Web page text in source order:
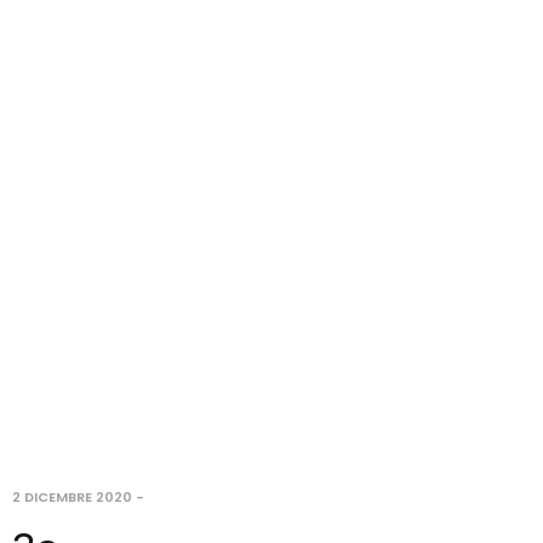
2 DICEMBRE 2020 -